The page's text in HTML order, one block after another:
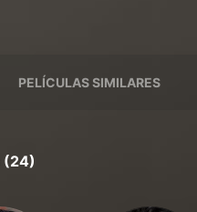
PELÍCULAS SIMILARES
(24)